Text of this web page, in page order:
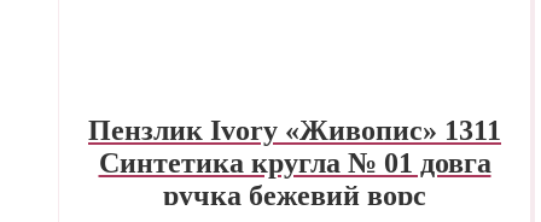
Пензлик Ivory «Живопис» 1311
Синтетика кругла № 01 довга
ручка бежевий ворс